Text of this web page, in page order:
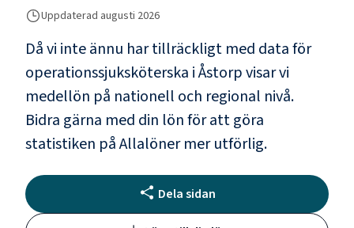
Uppdaterad augusti 2026
Då vi inte ännu har tillräckligt med data för
operationssjuksköterska iÅstorpvisar vi
medellön på nationell och regional nivå.
Bidra gärna med din lön för att göra
statistiken på Allalöner mer utförlig.
Dela sidan